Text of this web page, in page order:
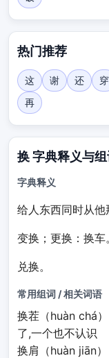
热门推荐
这 谢 还 穿
再
换 字典释义与组
字典释义
给人东西同时从
变换；更换 ： 换车。
兑换。
常用组词 / 相关词语
换茬（huàn chá
了,一个也不认识
换肩（huàn jiān